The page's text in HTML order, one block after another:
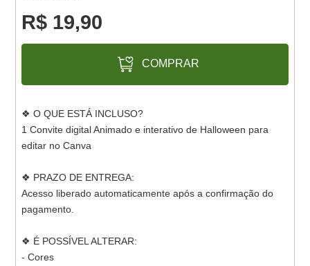
R$ 19,90
COMPRAR
❖ O QUE ESTÁ INCLUSO?
1 Convite digital Animado e interativo de Halloween para
editar no Canva
❖ PRAZO DE ENTREGA:
Acesso liberado automaticamente após a confirmação do
pagamento.
❖ É POSSÍVEL ALTERAR:
- Cores